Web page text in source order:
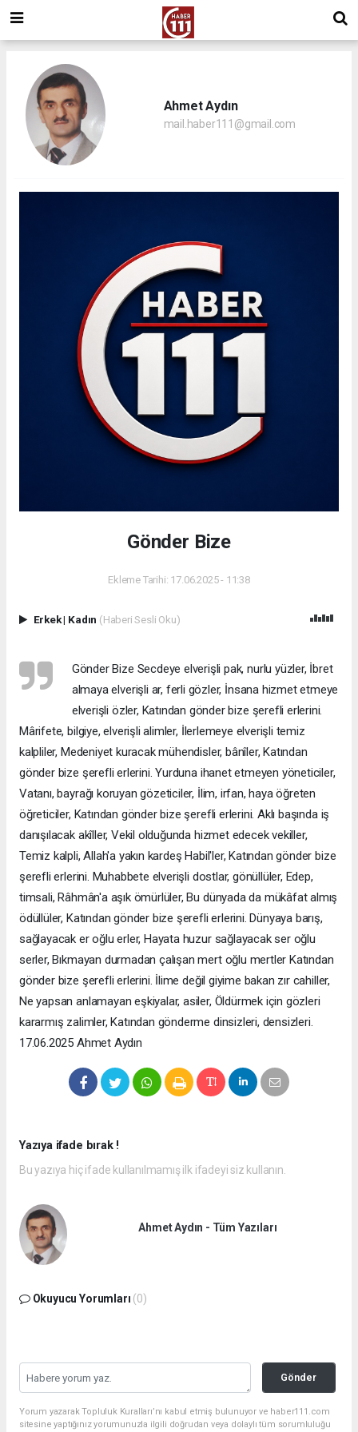
Ahmet Aydın
mail.haber111@gmail.com
Gönder Bize
Ekleme Tarihi: 17.06.2025 - 11:38
Erkek| Kadın (Haberi Sesli Oku)
Gönder Bize Secdeye elverişli pak, nurlu yüzler, İbret
almaya elverişli ar, ferli gözler, İnsana hizmet etmeye
elverişli özler, Katından gönder bize şerefli erlerini.
Mârifete, bilgiye, elverişli alimler, İlerlemeye elverişli temiz
kalpliler, Medeniyet kuracak mühendisler, bânîler, Katından
gönder bize şerefli erlerini. Yurduna ihanet etmeyen yöneticiler,
Vatanı, bayrağı koruyan gözeticiler, İlim, irfan, haya öğreten
öğreticiler, Katından gönder bize şerefli erlerini. Aklı başında iş
danışılacak akîller, Vekil olduğunda hizmet edecek vekiller,
Temiz kalpli, Allah'a yakın kardeş Habil'ler, Katından gönder bize
şerefli erlerini. Muhabbete elverişli dostlar, gönüllüler, Edep,
timsali, Râhmân'a aşık ömürlüler, Bu dünyada da mükâfat almış
ödüllüler, Katından gönder bize şerefli erlerini. Dünyaya barış,
sağlayacak er oğlu erler, Hayata huzur sağlayacak ser oğlu
serler, Bıkmayan durmadan çalışan mert oğlu mertler Katından
gönder bize şerefli erlerini. İlime değil giyime bakan zır cahiller,
Ne yapsan anlamayan eşkiyalar, asiler, Öldürmek için gözleri
kararmış zalimler, Katından gönderme dinsizleri, densizleri.
17.06.2025 Ahmet Aydın
Yazıya ifade bırak !
Bu yazıya hiç ifade kullanılmamış ilk ifadeyi siz kullanın.
Ahmet Aydın - Tüm Yazıları
Okuyucu Yorumları (0)
Gönder
Yorum yazarak Topluluk Kuralları’nı kabul etmiş bulunuyor ve haber111.com
sitesine yaptığınız yorumunuzla ilgili doğrudan veya dolaylı tüm sorumluluğu